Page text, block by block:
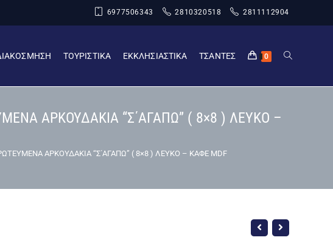
6977506343 2810320518 2811112904
ΤΟΥΡΙΣΤΙΚΑ ΕΚΚΛΗΣΙΑΣΤΙΚΑ ΤΣΑΝΤΕΣ 0
ΑΡΚΟΥΔΑΚΙΑ “Σ΄ΑΓΑΠΩ” ( 8×8 ) ΛΕΥΚΟ –
ΑΡΚΟΥΔΑΚΙΑ “Σ΄ΑΓΑΠΩ” ( 8×8 ) ΛΕΥΚΟ – ΚΑΦΕ MDF